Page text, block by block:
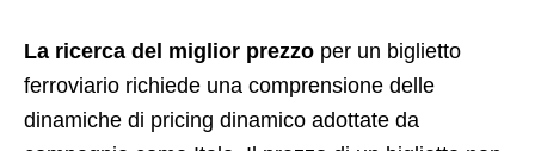
La ricerca del miglior prezzo per un biglietto
ferroviario richiede una comprensione delle
dinamiche di pricing dinamico adottate da